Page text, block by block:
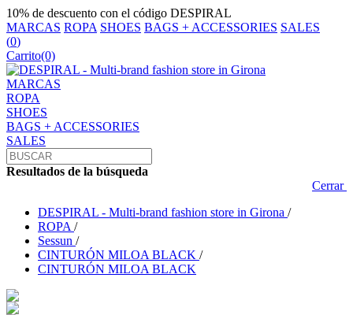
10% de descuento con el código DESPIRAL
MARCAS ROPA SHOES BAGS + ACCESSORIES SALES
(0)
Carrito(0)
MARCAS
ROPA
SHOES
BAGS + ACCESSORIES
SALES
Resultados de la búsqueda
Cerrar
DESPIRAL - Multi-brand fashion store in Girona /
ROPA /
Sessun /
CINTURÓN MILOA BLACK /
CINTURÓN MILOA BLACK